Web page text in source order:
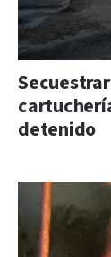
detenido